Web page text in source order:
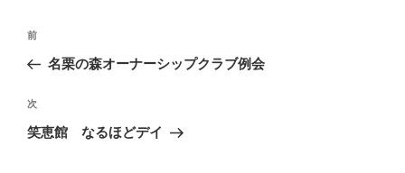
投
ナ
ビ
ゲ
前
の
稿
前
名栗の森オーナーシップクラブ例会
次
の
次
笑恵館 なるほどデイ